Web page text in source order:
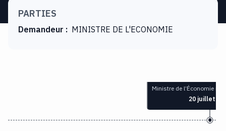
PARTIES
Demandeur : MINISTRE DE L'ECONOMIE
Ministre de l’Économie n°
20 juillet